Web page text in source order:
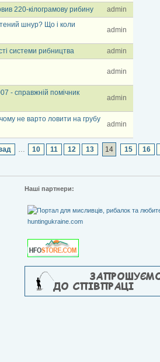
220-кілограмову рибину
admin
шнур? Що і коли
admin
системи рибництва
admin
admin
- справжній помічник
admin
не варто ловити на грубу
admin
… 10 11 12 13 14 15 16
Наші партнери: